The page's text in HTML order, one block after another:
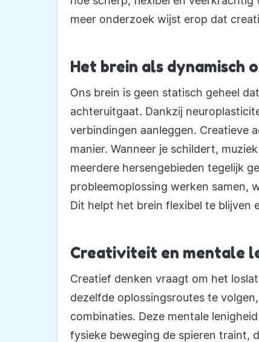
meer onderzoek wijst erop dat
Het brein als dynamisch
Ons brein is geen statisch geheel
achteruitgaat. Dankzij
verbindingen aanleggen. Creatieve
manier. Wanneer je schildert,
meerdere hersengebieden tegelijk
probleemoplossing werken samen,
Dit helpt het brein flexibel te blijven
Creativiteit en mentale
Creatief denken vraagt om het
dezelfde oplossingsroutes te
combinaties. Deze mentale
fysieke beweging de spieren traint,